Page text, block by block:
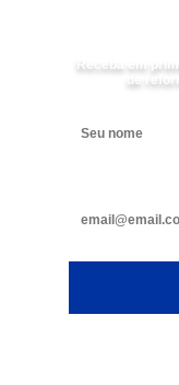
Receba em
de